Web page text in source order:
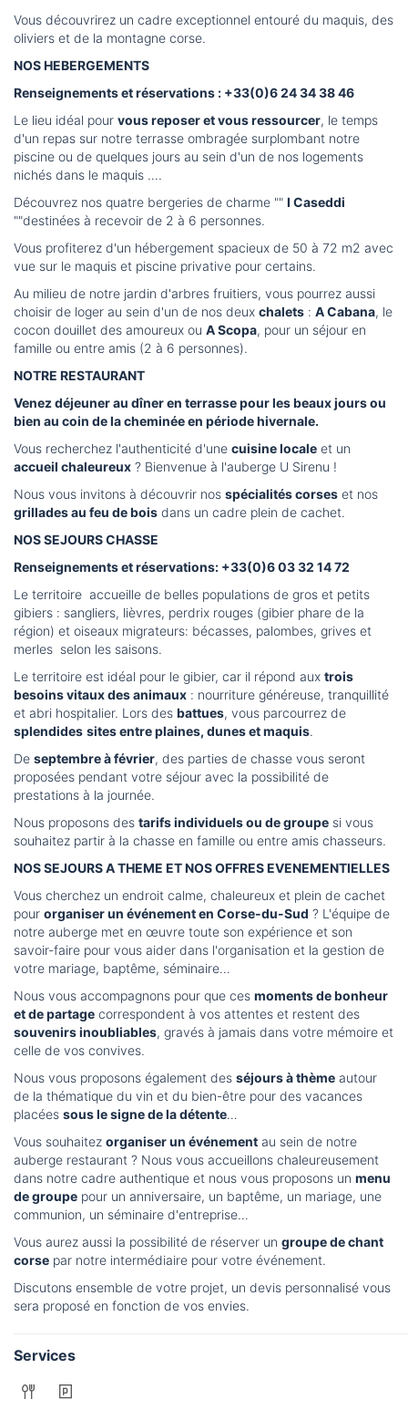
Vous découvrirez un cadre exceptionnel entouré du maquis, des
oliviers et de la montagne corse.
NOS HEBERGEMENTS
Renseignements et réservations : +33(0)6 24 34 38 46
Le lieu idéal pour vous reposer et vous ressourcer, le temps
d'un repas sur notre terrasse ombragée surplombant notre
piscine ou de quelques jours au sein d'un de nos logements
nichés dans le maquis ….
Découvrez nos quatre bergeries de charme "" I Caseddi
""destinées à recevoir de 2 à 6 personnes.
Vous profiterez d'un hébergement spacieux de 50 à 72 m2 avec
vue sur le maquis et piscine privative pour certains.
Au milieu de notre jardin d'arbres fruitiers, vous pourrez aussi
choisir de loger au sein d'un de nos deux chalets : A Cabana, le
cocon douillet des amoureux ou A Scopa, pour un séjour en
famille ou entre amis (2 à 6 personnes).
NOTRE RESTAURANT
Venez déjeuner au dîner en terrasse pour les beaux jours ou
bien au coin de la cheminée en période hivernale.
Vous recherchez l'authenticité d'une cuisine locale et un
accueil chaleureux ? Bienvenue à l'auberge U Sirenu !
Nous vous invitons à découvrir nos spécialités corses et nos
grillades au feu de bois dans un cadre plein de cachet.
NOS SEJOURS CHASSE
Renseignements et réservations: +33(0)6 03 32 14 72
Le territoire accueille de belles populations de gros et petits
gibiers : sangliers, lièvres, perdrix rouges (gibier phare de la
région) et oiseaux migrateurs: bécasses, palombes, grives et
merles selon les saisons.
Le territoire est idéal pour le gibier, car il répond aux trois
besoins vitaux des animaux : nourriture généreuse, tranquillité
et abri hospitalier. Lors des battues, vous parcourrez de
splendides sites entre plaines, dunes et maquis.
De septembre à février, des parties de chasse vous seront
proposées pendant votre séjour avec la possibilité de
prestations à la journée.
Nous proposons des tarifs individuels ou de groupe si vous
souhaitez partir à la chasse en famille ou entre amis chasseurs.
NOS SEJOURS A THEME ET NOS OFFRES EVENEMENTIELLES
Vous cherchez un endroit calme, chaleureux et plein de cachet
pour organiser un événement en Corse-du-Sud ? L'équipe de
notre auberge met en œuvre toute son expérience et son
savoir-faire pour vous aider dans l'organisation et la gestion de
votre mariage, baptême, séminaire…
Nous vous accompagnons pour que ces moments de bonheur
et de partage correspondent à vos attentes et restent des
souvenirs inoubliables, gravés à jamais dans votre mémoire et
celle de vos convives.
Nous vous proposons également des séjours à thème autour
de la thématique du vin et du bien-être pour des vacances
placées sous le signe de la détente…
Vous souhaitez organiser un événement au sein de notre
auberge restaurant ? Nous vous accueillons chaleureusement
dans notre cadre authentique et nous vous proposons un menu
de groupe pour un anniversaire, un baptême, un mariage, une
communion, un séminaire d'entreprise…
Vous aurez aussi la possibilité de réserver un groupe de chant
corse par notre intermédiaire pour votre événement.
Discutons ensemble de votre projet, un devis personnalisé vous
sera proposé en fonction de vos envies.
Services